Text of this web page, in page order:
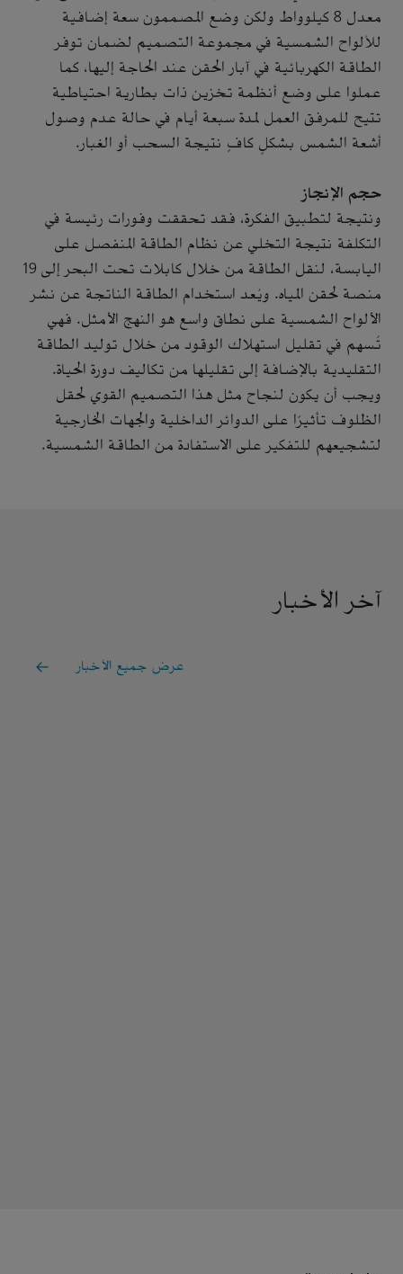
معدل 8 كيلوواط ولكن وضع المصممون سعة إضافية
للألواح الشمسية في مجموعة التصميم لضمان توفر
الطاقة الكهربائية في آبار الحقن عند الحاجة إليها، كما
عملوا على وضع أنظمة تخزين ذات بطارية احتياطية
تتيح للمرفق العمل لمدة سبعة أيام في حالة عدم وصول
أشعة الشمس بشكلٍ كافٍ نتيجة السحب أو الغبار.
حجم الإنجاز
ونتيجة لتطبيق الفكرة، فقد تحققت وفورات رئيسة في
التكلفة نتيجة التخلي عن نظام الطاقة المنفصل على
اليابسة، لنقل الطاقة من خلال كابلات تحت البحر إلى 19
منصة لحقن المياه. ويُعد استخدام الطاقة الناتجة عن نشر
الألواح الشمسية على نطاق واسع هو النهج الأمثل. فهي
تُسهم في تقليل استهلاك الوقود من خلال توليد الطاقة
التقليدية بالإضافة إلى تقليلها من تكاليف دورة الحياة.
ويجب أن يكون لنجاح مثل هذا التصميم القوي لحقل
الظلوف تأثيرًا على الدوائر الداخلية والجهات الخارجية
لتشجيعهم للتفكير على الاستفادة من الطاقة الشمسية.
آخر الأخبار
عرض جميع الأخبار